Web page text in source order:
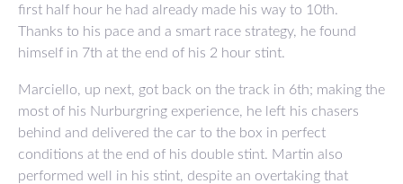
first half hour he had already made his way to 10th.
Thanks to his pace and a smart race strategy, he found
himself in 7th at the end of his 2 hour stint.
Marciello, up next, got back on the track in 6th; making the
most of his Nurburgring experience, he left his chasers
behind and delivered the car to the box in perfect
conditions at the end of his double stint. Martin also
performed well in his stint, despite an overtaking that